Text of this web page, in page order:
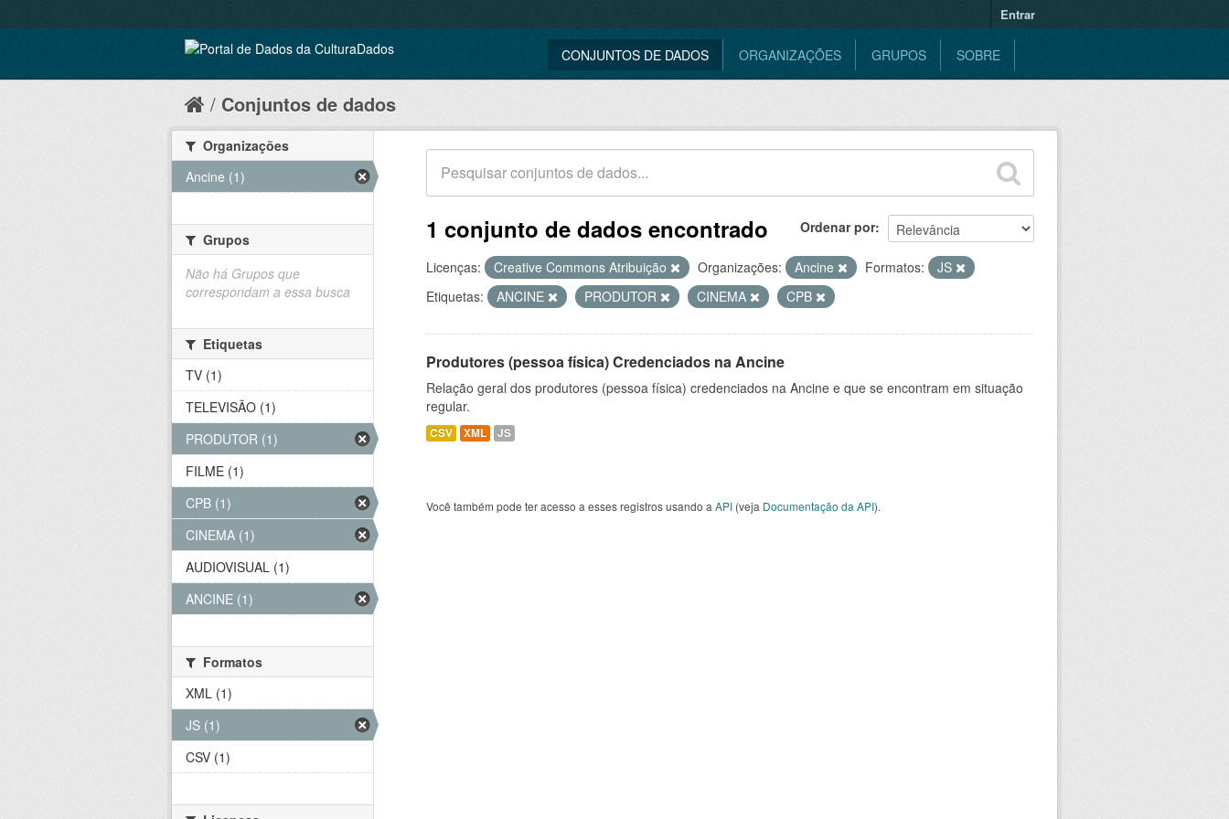
Entrar
CONJUNTOS DE DADOS ORGANIZAÇÕES GRUPOS SOBRE
Conjuntos de dados
Ordenar por
1 conjunto de dados encontrado
Licenças: Creative Commons Atribuição Organizações: Ancine Formatos:
JS
Etiquetas:
ANCINE PRODUTOR CINEMA CPB
Produtores (pessoa física) Credenciados na Ancine
Relação geral dos produtores (pessoa física) credenciados na Ancine e que se encontram em situação
regular.
CSV XML JS
Você também pode ter acesso a esses registros usando a API (veja Documentação da API).
Organizações
Ancine (1)
Grupos
Não há Grupos que
correspondam a essa busca
Etiquetas
TV (1)
TELEVISÃO (1)
PRODUTOR (1)
FILME (1)
CPB (1)
CINEMA (1)
AUDIOVISUAL (1)
ANCINE (1)
Formatos
XML (1)
JS (1)
CSV (1)